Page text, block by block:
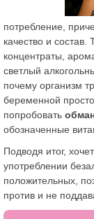
потребление,
качество и состав.
концентраты,
светлый
почему организм
беременной
попробовать
обозначенные
Подводя итог,
употреблении
положительных,
против и не